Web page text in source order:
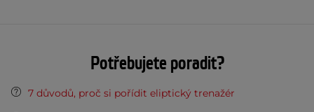
Potřebujete poradit?
7 důvodů, proč si pořídit eliptický trenažér